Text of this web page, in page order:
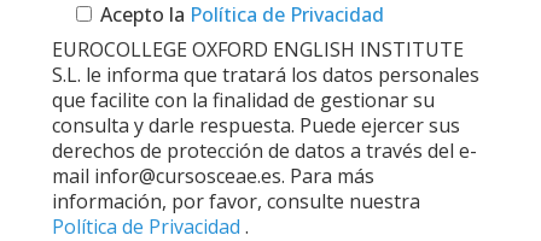
Acepto la Política de Privacidad
EUROCOLLEGE OXFORD ENGLISH INSTITUTE
S.L. le informa que tratará los datos personales
que facilite con la finalidad de gestionar su
consulta y darle respuesta. Puede ejercer sus
derechos de protección de datos a través del e-
mail infor@cursosceae.es. Para más
información, por favor, consulte nuestra
Política de Privacidad .